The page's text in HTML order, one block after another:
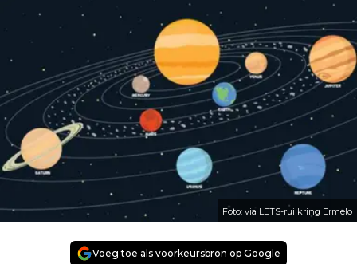
Foto: via LETS-ruilkring Ermelo
Voeg toe als voorkeursbron op Google